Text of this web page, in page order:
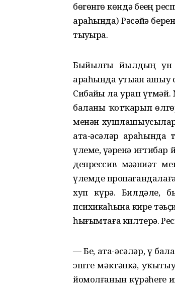
бөгөнгө көндә беҙҙең
араһында) Рәсәйҙә
тыуҙыра.
Быйылғы йылдың ун
араһында утыҙҙан
Сибайҙы ла урап
баланы ҡотҡарып
менән
ата-әсәләр
үлеме, үҙҙәренә
депрессив мәҙәниәт
үлемде
хуп күрә. Билдәле,
психикаһына кире
һығымтаға килтерә.
— Беҙ, ата-әсәләр, үҙ
эште мәктәпкә,
йомолғанын